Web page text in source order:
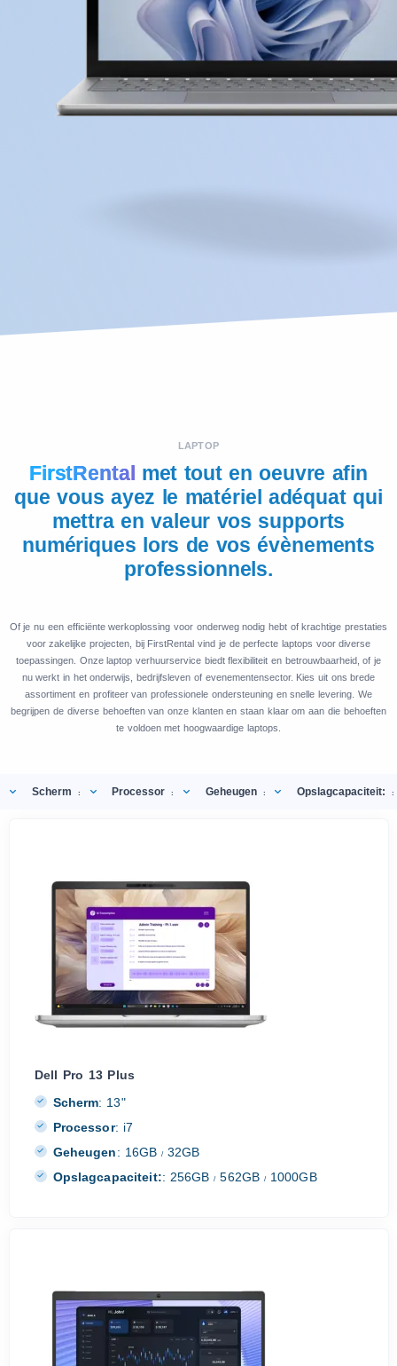
LAPTOP
FirstRental met tout en oeuvre afin
que vous ayez le matériel adéquat qui
mettra en valeur vos supports
numériques lors de vos évènements
professionnels.
Of je nu een efficiënte werkoplossing voor onderweg nodig hebt of krachtige prestaties
voor zakelijke projecten, bij FirstRental vind je de perfecte laptops voor diverse
toepassingen. Onze laptop verhuurservice biedt flexibiliteit en betrouwbaarheid, of je
nu werkt in het onderwijs, bedrijfsleven of evenementensector. Kies uit ons brede
assortiment en profiteer van professionele ondersteuning en snelle levering. We
begrijpen de diverse behoeften van onze klanten en staan klaar om aan die behoeften
te voldoen met hoogwaardige laptops.
Dell Pro 13 Plus
Scherm: 13"
Processor: i7
Geheugen: 16GB/ 32GB
Opslagcapaciteit:: 256GB/ 562GB / 1000GB
Scherm : Processor : Geheugen : Opslagcapaciteit: :